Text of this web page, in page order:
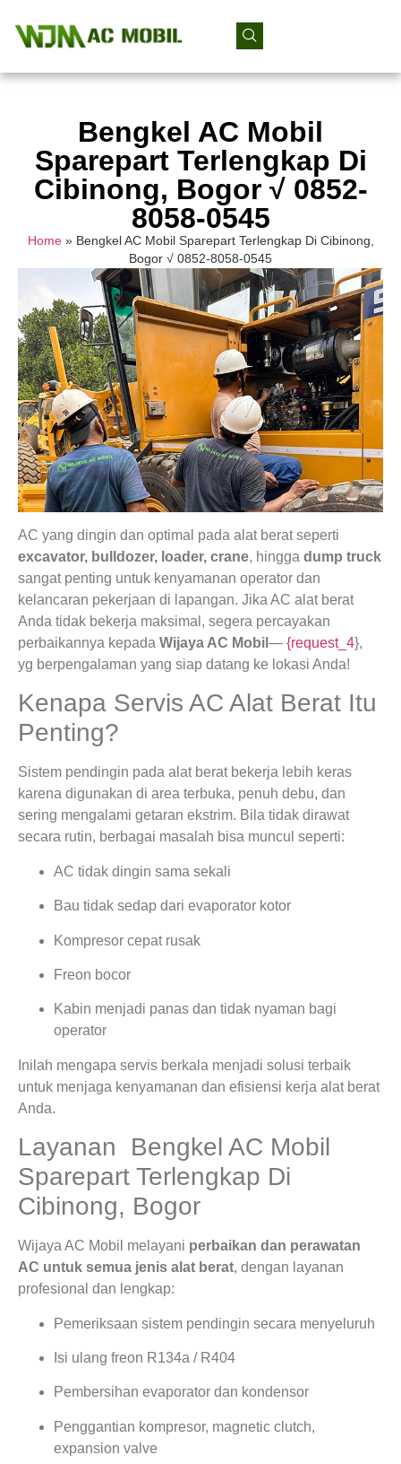
Bengkel AC Mobil
Sparepart Terlengkap Di
Cibinong, Bogor √ 0852-
8058-0545
Home» Bengkel AC Mobil Sparepart Terlengkap Di Cibinong,
Bogor √ 0852-8058-0545
AC yang dingin dan optimal pada alat berat seperti
excavator, bulldozer, loader, crane, hingga dump truck
sangat penting untuk kenyamanan operator dan
kelancaran pekerjaan di lapangan. Jika AC alat berat
Anda tidak bekerja maksimal, segera percayakan
perbaikannya kepada Wijaya AC Mobil — {request_4},
yg berpengalaman yang siap datang ke lokasi Anda!
Kenapa Servis AC Alat Berat Itu
Penting?
Sistem pendingin pada alat berat bekerja lebih keras
karena digunakan di area terbuka, penuh debu, dan
sering mengalami getaran ekstrim. Bila tidak dirawat
secara rutin, berbagai masalah bisa muncul seperti:
AC tidak dingin sama sekali
Bau tidak sedap dari evaporator kotor
Kompresor cepat rusak
Freon bocor
Kabin menjadi panas dan tidak nyaman bagi
operator
Inilah mengapa servis berkala menjadi solusi terbaik
untuk menjaga kenyamanan dan efisiensi kerja alat berat
Anda.
Layanan Bengkel AC Mobil
Sparepart Terlengkap Di
Cibinong, Bogor
Wijaya AC Mobil melayani perbaikan dan perawatan
AC untuk semua jenis alat berat, dengan layanan
profesional dan lengkap:
Pemeriksaan sistem pendingin secara menyeluruh
Isi ulang freon R134a / R404
Pembersihan evaporator dan kondensor
Penggantian kompresor, magnetic clutch,
expansion valve